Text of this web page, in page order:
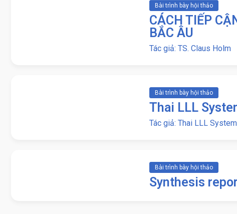
Bài trình bày hội thảo
CÁCH TIẾP
BẮC ÂU
Tác giả: TS. Claus Holm
Bài trình bày hội thảo
Thai LLL
Tác giả: Thai LLL System
Bài trình bày hội thảo
Synthesis